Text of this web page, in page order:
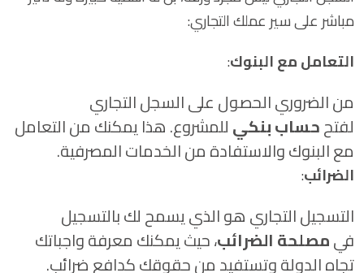
مباشر على سير عملك التجاري:
التعامل مع البنوك:
من الضروري الحصول على السجل التجاري
لفتححساب بنكيللمشروع. هذا يمكنك من التعامل
مع البنوك والاستفادة من الخدمات المصرفية.
الضرائب:
التسجيل التجاري هو الذي يسمح لك بالتسجيل
فيمصلحة الضرائب، حيث يمكنك معرفة واجباتك
تجاه الدولة وتستفيد من حقوقك كدافع ضرائب.